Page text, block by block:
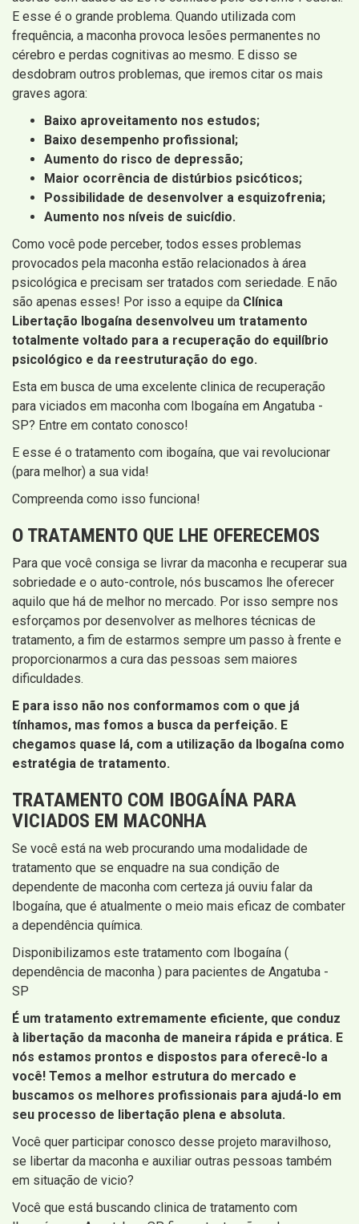
E esse é o grande problema. Quando utilizada com
frequência, a maconha provoca lesões permanentes no
cérebro e perdas cognitivas ao mesmo. E disso se
desdobram outros problemas, que iremos citar os mais
graves agora:
Baixo aproveitamento nos estudos;
Baixo desempenho profissional;
Aumento do risco de depressão;
Maior ocorrência de distúrbios psicóticos;
Possibilidade de desenvolver a esquizofrenia;
Aumento nos níveis de suicídio.
Como você pode perceber, todos esses problemas
provocados pela maconha estão relacionados à área
psicológica e precisam ser tratados com seriedade. E não
são apenas esses! Por isso a equipe da Clínica
Libertação Ibogaína desenvolveu um tratamento
totalmente voltado para a recuperação do equilíbrio
psicológico e da reestruturação do ego.
Esta em busca de uma excelente clinica de recuperação
para viciados em maconha com Ibogaína em Angatuba -
SP? Entre em contato conosco!
E esse é o tratamento com ibogaína, que vai revolucionar
(para melhor) a sua vida!
Compreenda como isso funciona!
O TRATAMENTO QUE LHE OFERECEMOS
Para que você consiga se livrar da maconha e recuperar sua
sobriedade e o auto-controle, nós buscamos lhe oferecer
aquilo que há de melhor no mercado. Por isso sempre nos
esforçamos por desenvolver as melhores técnicas de
tratamento, a fim de estarmos sempre um passo à frente e
proporcionarmos a cura das pessoas sem maiores
dificuldades.
E para isso não nos conformamos com o que já
tínhamos, mas fomos a busca da perfeição. E
chegamos quase lá, com a utilização da Ibogaína como
estratégia de tratamento.
TRATAMENTO COM IBOGAÍNA PARA
VICIADOS EM MACONHA
Se você está na web procurando uma modalidade de
tratamento que se enquadre na sua condição de
dependente de maconha com certeza já ouviu falar da
Ibogaína, que é atualmente o meio mais eficaz de combater
a dependência química.
Disponibilizamos este tratamento com Ibogaína (
dependência de maconha ) para pacientes de Angatuba -
SP
É um tratamento extremamente eficiente, que conduz
à libertação da maconha de maneira rápida e prática. E
nós estamos prontos e dispostos para oferecê-lo a
você! Temos a melhor estrutura do mercado e
buscamos os melhores profissionais para ajudá-lo em
seu processo de libertação plena e absoluta.
Você quer participar conosco desse projeto maravilhoso,
se libertar da maconha e auxiliar outras pessoas também
em situação de vicio?
Você que está buscando clinica de tratamento com